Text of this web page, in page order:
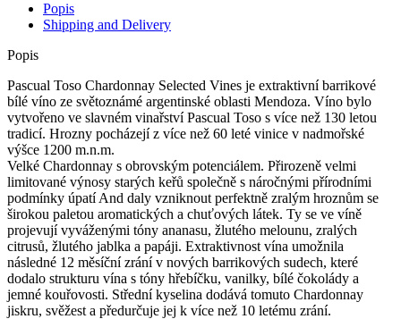
Popis
Shipping and Delivery
Popis
Pascual Toso Chardonnay Selected Vines je extraktivní barrikové
bílé víno ze světoznámé argentinské oblasti Mendoza. Víno bylo
vytvořeno ve slavném vinařství Pascual Toso s více než 130 letou
tradicí. Hrozny pocházejí z více než 60 leté vinice v nadmořské
výšce 1200 m.n.m.
Velké Chardonnay s obrovským potenciálem. Přirozeně velmi
limitované výnosy starých keřů společně s náročnými přírodními
podmínky úpatí And daly vzniknout perfektně zralým hroznům se
širokou paletou aromatických a chuťových látek. Ty se ve víně
projevují vyváženými tóny ananasu, žlutého melounu, zralých
citrusů, žlutého jablka a papáji. Extraktivnost vína umožnila
následné 12 měsíční zrání v nových barrikových sudech, které
dodalo strukturu vína s tóny hřebíčku, vanilky, bílé čokolády a
jemné kouřovosti. Střední kyselina dodává tomuto Chardonnay
jiskru, svěžest a předurčuje jej k více než 10 letému zrání.